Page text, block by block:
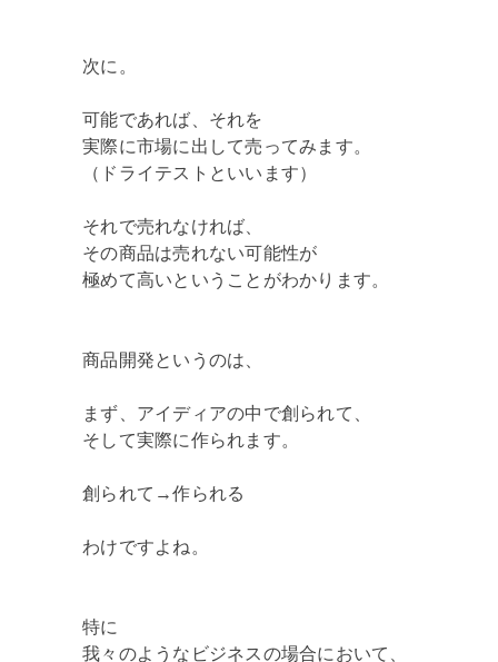
次に。
可能であれば、それを
実際に市場に出して売ってみます。
（ドライテストといいます）
それで売れなければ、
その商品は売れない可能性が
極めて高いということがわかります。
商品開発というのは、
まず、アイディアの中で創られて、
そして実際に作られます。
創られて→作られる
わけですよね。
特に
我々のようなビジネスの場合において、